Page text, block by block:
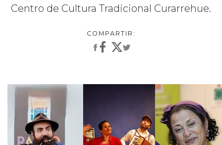
Centro de Cultura Tradicional Curarrehue.